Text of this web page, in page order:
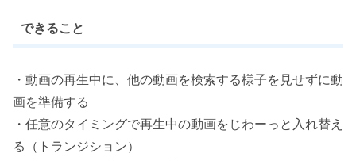
できること
・動画の再生中に、他の動画を検索する様子を見せずに動
画を準備する
・任意のタイミングで再生中の動画をじわーっと入れ替え
る（トランジション）